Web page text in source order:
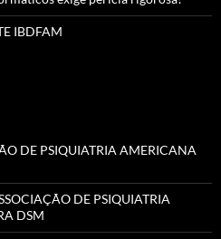
IBDFAM
DE PSIQUIATRIA AMERICANA
DE PSIQUIATRIA
DSM